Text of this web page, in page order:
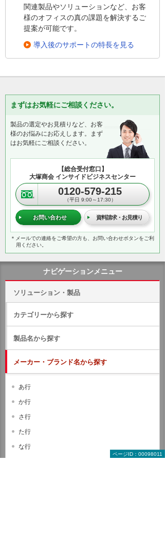
関連製品やソリューションなど、お客
様のオフィスの真の課題を解決するご
提案が可能です。
導入後のサポートの特長を見る
まずはお気軽にご相談ください。
製品の選定やお見積りなど、お客
様のお悩みにお応えします。まず
はお気軽にご相談ください。
【総合受付窓口】
大塚商会 インサイドビジネスセンター
0120-579-215
（平日 9:00～17:30）
お問い合わせ 資料請求・お見積り
＊メールでの連絡をご希望の方も、お問い合わせボタンをご利
用ください。
ページID：00098011
ナビゲーションメニュー
ソリューション・製品
カテゴリーから探す
製品名から探す
メーカー・ブランド名から探す
あ行
か行
さ行
た行
な行